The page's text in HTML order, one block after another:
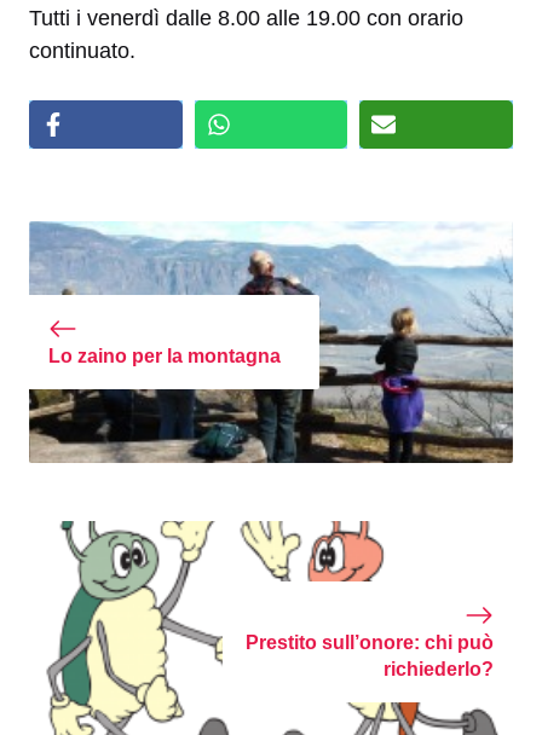
Tutti i venerdì dalle 8.00 alle 19.00 con orario
continuato.
Lo zaino per la montagna
Prestito sull’onore: chi può
richiederlo?